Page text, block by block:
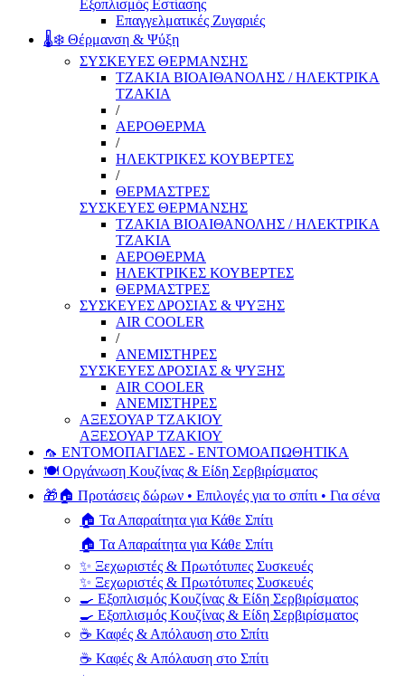
Εξοπλισμός Εστίασης
Επαγγελματικές Ζυγαριές
🌡️❄️ Θέρμανση & Ψύξη
ΣΥΣΚΕΥΕΣ ΘΕΡΜΑΝΣΗΣ
ΤΖΑΚΙΑ ΒΙΟΑΙΘΑΝΟΛΗΣ / ΗΛΕΚΤΡΙΚΑ
ΤΖΑΚΙΑ
/
ΑΕΡΟΘΕΡΜΑ
/
ΗΛΕΚΤΡΙΚΕΣ ΚΟΥΒΕΡΤΕΣ
/
ΘΕΡΜΑΣΤΡΕΣ
ΣΥΣΚΕΥΕΣ ΘΕΡΜΑΝΣΗΣ
ΤΖΑΚΙΑ ΒΙΟΑΙΘΑΝΟΛΗΣ / ΗΛΕΚΤΡΙΚΑ
ΤΖΑΚΙΑ
ΑΕΡΟΘΕΡΜΑ
ΗΛΕΚΤΡΙΚΕΣ ΚΟΥΒΕΡΤΕΣ
ΘΕΡΜΑΣΤΡΕΣ
ΣΥΣΚΕΥΕΣ ΔΡΟΣΙΑΣ & ΨΥΞΗΣ
AIR COOLER
/
ΑΝΕΜΙΣΤΗΡΕΣ
ΣΥΣΚΕΥΕΣ ΔΡΟΣΙΑΣ & ΨΥΞΗΣ
AIR COOLER
ΑΝΕΜΙΣΤΗΡΕΣ
ΑΞΕΣΟΥΑΡ ΤΖΑΚΙΟΥ
ΑΞΕΣΟΥΑΡ ΤΖΑΚΙΟΥ
🦟 ΕΝΤΟΜΟΠΑΓΙΔΕΣ - ΕΝΤΟΜΟΑΠΩΘΗΤΙΚΑ
🍽️ Οργάνωση Κουζίνας & Είδη Σερβιρίσματος
🎁🏠 Προτάσεις δώρων • Επιλογές για το σπίτι • Για σένα
🏠 Τα Απαραίτητα για Κάθε Σπίτι
🏠 Τα Απαραίτητα για Κάθε Σπίτι
✨ Ξεχωριστές & Πρωτότυπες Συσκευές
✨ Ξεχωριστές & Πρωτότυπες Συσκευές
🍳 Εξοπλισμός Κουζίνας & Είδη Σερβιρίσματος
🍳 Εξοπλισμός Κουζίνας & Είδη Σερβιρίσματος
☕ Καφές & Απόλαυση στο Σπίτι
☕ Καφές & Απόλαυση στο Σπίτι